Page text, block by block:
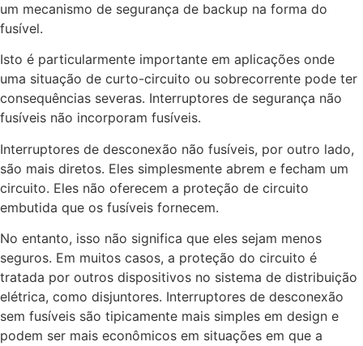
um mecanismo de segurança de backup na forma do
fusível.
Isto é particularmente importante em aplicações onde
uma situação de curto-circuito ou sobrecorrente pode ter
consequências severas. Interruptores de segurança não
fusíveis não incorporam fusíveis.
Interruptores de desconexão não fusíveis, por outro lado,
são mais diretos. Eles simplesmente abrem e fecham um
circuito. Eles não oferecem a proteção de circuito
embutida que os fusíveis fornecem.
No entanto, isso não significa que eles sejam menos
seguros. Em muitos casos, a proteção do circuito é
tratada por outros dispositivos no sistema de distribuição
elétrica, como disjuntores. Interruptores de desconexão
sem fusíveis são tipicamente mais simples em design e
podem ser mais econômicos em situações em que a